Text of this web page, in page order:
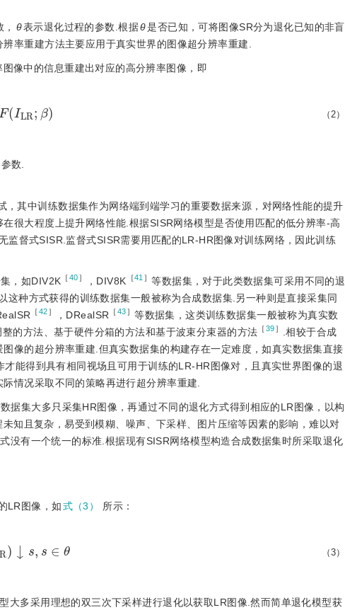
θ表示退化过程的参数.根据θ是否已知，可将图像SR分为退化已知的非盲
率重建方法主要应用于真实世界的图像超分辨率重建.
像中的信息重建出对应的高分辨率图像，即
=FI LR β （2）
数.
其中训练数据集作为网络端到端学习的重要数据来源，对网络性能的提升
很大程度上提升网络性能.根据SISR网络模型是否使用匹配的低分辨率-高
督式SISR.监督式SISR需要用匹配的LR-HR图像对训练网络，因此训练
，如DIV2K ［40］ ，DIV8K ［41 ］等数据集，对于此类数据集可采用不同的退
种方式获得的训练数据集一般被称为合成数据集.另一种则是直接采集同
［42］ ，DRealSR ［43］等数据集，这类训练数据集一般被称为真实数
的方法、基于硬件分箱的方法和基于波束分束器的方法 ［39］
.相较于合成
像的超分辨率重建.但真实数据集的构建存在一定难度，如真实数据集直接
能得到具有相同视场且可用于训练的LR-HR图像对，且真实世界图像的退
情况采取不同的策略再进行超分辨率重建.
据集大多只采集HR图像，再通过不同的退化方式得到相应的LR图像，以构
知且复杂，易受到模糊、噪声、下采样、图片压缩等因素的影响，难以对
没有一个统一的标准.根据现有SISR网络模型构造合成数据集时所采取退化
LR图像，如式（3） 所示：
R↓ s s ∈ θ （3）
大多采用理想的双三次下采样进行退化以获取LR图像.然而简单退化模型获